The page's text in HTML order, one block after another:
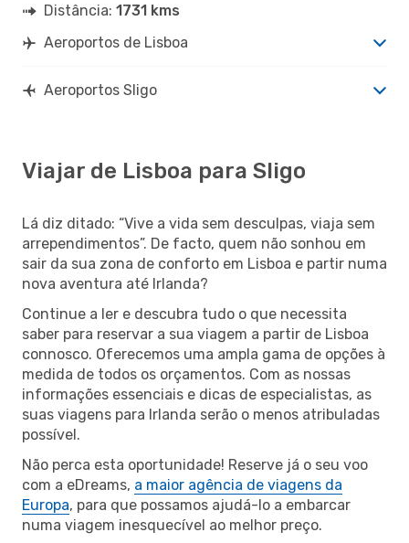
Distância: 1731 kms
Aeroportos de Lisboa
Aeroportos Sligo
Viajar de Lisboa para Sligo
Lá diz ditado: “Vive a vida sem desculpas, viaja sem
arrependimentos”. De facto, quem não sonhou em
sair da sua zona de conforto em Lisboa e partir numa
nova aventura até Irlanda?
Continue a ler e descubra tudo o que necessita
saber para reservar a sua viagem a partir de Lisboa
connosco. Oferecemos uma ampla gama de opções à
medida de todos os orçamentos. Com as nossas
informações essenciais e dicas de especialistas, as
suas viagens para Irlanda serão o menos atribuladas
possível.
Não perca esta oportunidade! Reserve já o seu voo
com a eDreams, a maior agência de viagens da
Europa, para que possamos ajudá-lo a embarcar
numa viagem inesquecível ao melhor preço.